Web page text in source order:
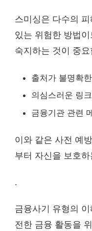
스미싱은 다수의
있는 위험한 방법
숙지하는 것이 중
출처가 불명확
의심스러운 링
금융기관 관련
이와 같은 사전 예
부터 자신을 보호
.
금융사기 유형의
전한 금융 활동을